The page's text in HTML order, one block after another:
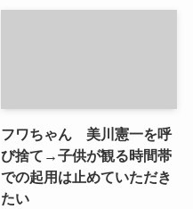
フワちゃん 美川憲一を呼
び捨て→子供が観る時間帯
での起用は止めていただき
たい